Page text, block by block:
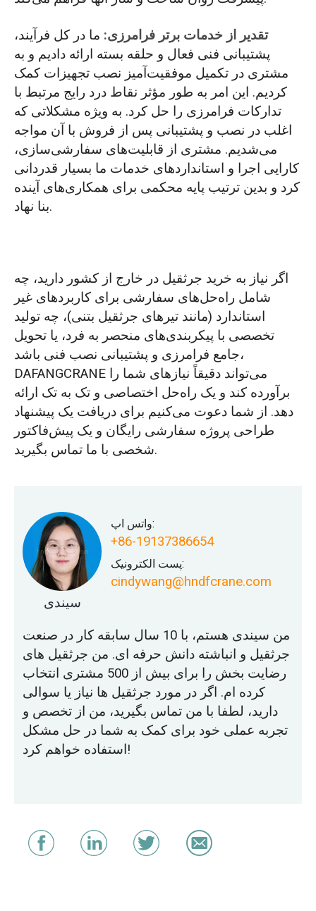
تقدیر از خدمات برتر فرامرزی: ما در کل فرآیند،
پشتیبانی فنی فعال و حلقه بسته ارائه دادیم و به
مشتری در تکمیل موفقیت‌آمیز نصب تجهیزات کمک
کردیم. این امر به طور مؤثر نقاط درد رایج مرتبط با
تدارکات فرامرزی را حل کرد. به ویژه مشکلاتی که
اغلب در نصب و پشتیبانی پس از فروش با آن مواجه
می‌شدیم. مشتری از قابلیت‌های سفارشی‌سازی،
کارایی اجرا و استانداردهای خدمات ما بسیار قدردانی
کرد و بدین ترتیب پایه محکمی برای همکاری‌های آینده
بنا نهاد.
اگر نیاز به خرید جرثقیل در خارج از کشور دارید، چه
شامل راه‌حل‌های سفارشی برای کاربردهای غیر
استاندارد (مانند تیرهای جرثقیل بتنی)، چه تولید
تخصصی با پیکربندی‌های منحصر به فرد، یا تحویل
جامع فرامرزی و پشتیبانی نصب فنی باشد،
DAFANGCRANE می‌تواند دقیقاً نیازهای شما را
برآورده کند و یک راه‌حل اختصاصی و تک به تک ارائه
دهد. از شما دعوت می‌کنیم برای دریافت یک پیشنهاد
طراحی پروژه سفارشی رایگان و یک پیش‌فاکتور
شخصی با ما تماس بگیرید.
سیندی
واتس اپ:
+86-19137386654
پست الکترونیک:
cindywang@hndfcrane.com
من سیندی هستم، با 10 سال سابقه کار در صنعت
جرثقیل و انباشته دانش حرفه ای. من جرثقیل های
رضایت بخش را برای بیش از 500 مشتری انتخاب
کرده ام. اگر در مورد جرثقیل ها نیاز یا سوالی
دارید، لطفا با من تماس بگیرید، من از تخصص و
تجربه عملی خود برای کمک به شما در حل مشکل
استفاده خواهم کرد!